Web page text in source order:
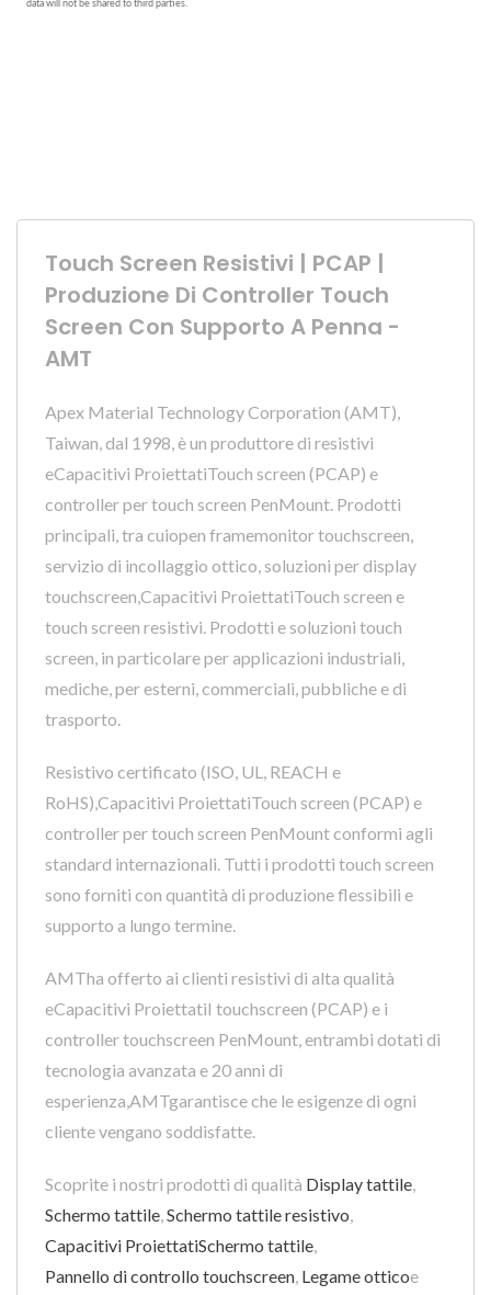
Touch Screen Resistivi | PCAP |
Produzione Di Controller Touch
Screen Con Supporto A Penna -
AMT
Apex Material Technology Corporation (AMT),
Taiwan, dal 1998, è un produttore di resistivi
eCapacitivi ProiettatiTouch screen (PCAP) e
controller per touch screen PenMount. Prodotti
principali, tra cuiopen framemonitor touchscreen,
servizio di incollaggio ottico, soluzioni per display
touchscreen,Capacitivi ProiettatiTouch screen e
touch screen resistivi. Prodotti e soluzioni touch
screen, in particolare per applicazioni industriali,
mediche, per esterni, commerciali, pubbliche e di
trasporto.
Resistivo certificato (ISO, UL, REACH e
RoHS),Capacitivi ProiettatiTouch screen (PCAP) e
controller per touch screen PenMount conformi agli
standard internazionali. Tutti i prodotti touch screen
sono forniti con quantità di produzione flessibili e
supporto a lungo termine.
AMTha offerto ai clienti resistivi di alta qualità
eCapacitivi ProiettatiI touchscreen (PCAP) e i
controller touchscreen PenMount, entrambi dotati di
tecnologia avanzata e 20 anni di
esperienza,AMTgarantisce che le esigenze di ogni
cliente vengano soddisfatte.
Scoprite i nostri prodotti di qualità Display tattile
Schermo tattile Schermo tattile resistivo
Capacitivi ProiettatiSchermo tattile
Pannello di controllo touchscreen Legame otticoe